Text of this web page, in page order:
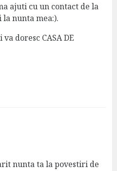
ajuti cu un contact de la
la nunta mea:).
doresc CASA DE
nunta ta la povestiri de